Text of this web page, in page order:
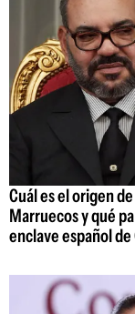
Cuál es el origen
Marruecos y qué
enclave español